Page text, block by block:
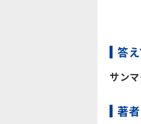
答
サン
著